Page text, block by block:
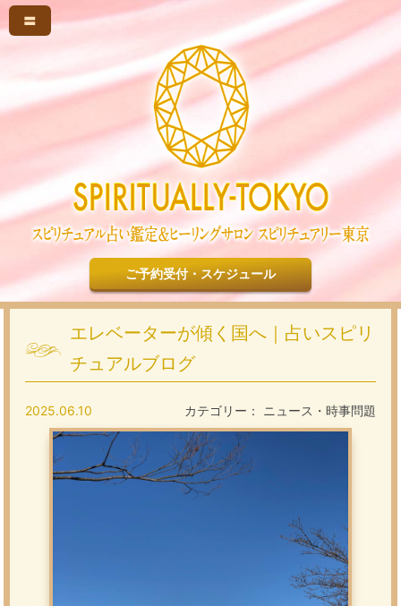
〓
ご予約受付・スケジュール
エレベーターが傾く国へ｜占いスピリ
チュアルブログ
カテゴリー： ニュース・時事問題
2025.06.10